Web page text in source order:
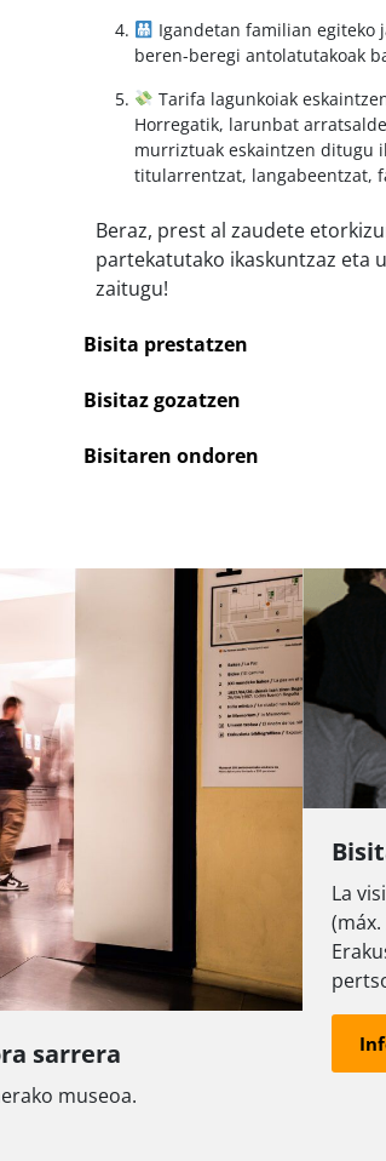
Igandetan familian egiteko
beren-beregi antolatutakoak
Tarifa lagunkoiak
Horregatik, larunbat
murriztuak eskaintzen ditugu
titularrentzat, langabeentzat,
Beraz, prest al zaudete
partekatutako ikaskuntzaz eta
zaitugu!
Bisita prestatzen
Bisitaz gozatzen
Bisitaren ondoren
sarrera
museoa.
La